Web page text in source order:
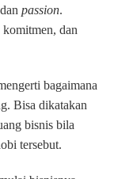
dan passion.
dan
bagaimana
Bisa dikatakan
bisnis bila
tersebut.